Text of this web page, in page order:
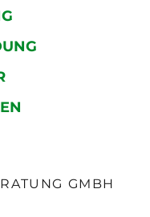
GMBH